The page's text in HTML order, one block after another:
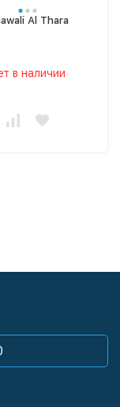
Al Thara
в наличии